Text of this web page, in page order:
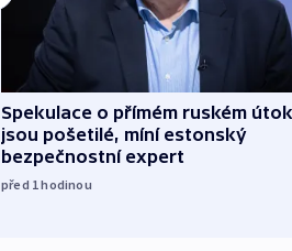
Spekulace o přímém ruském
jsou pošetilé, míní estonský
bezpečnostní expert
před 1hodinou